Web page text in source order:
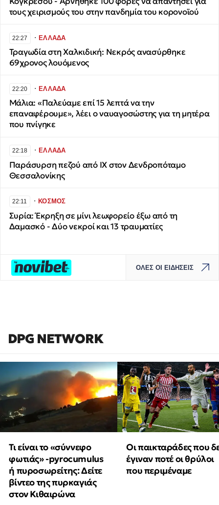
τους χειρισμούς του στην πανδημία του κορονοϊού
22:27 ∙ΕΛΛΑΔΑ
Τραγωδία στη Χαλκιδική: Νεκρός ανασύρθηκε
69χρονος λουόμενος
22:20 ∙ΕΛΛΑΔΑ
Μάλια: «Παλεύαμε επί 15 λεπτά να την
επαναφέρουμε», λέει ο ναυαγοσώστης για τη μητέρα
που πνίγηκε
22:18 ∙ΕΛΛΑΔΑ
Παράσυρση πεζού από ΙΧ στον Δενδροπόταμο
Θεσσαλονίκης
22:11 ∙ΚΟΣΜΟΣ
Συρία: Έκρηξη σε μίνι λεωφορείο έξω από τη
Δαμασκό - Δύο νεκροί και 13 τραυματίες
ΟΛΕΣ ΟΙ ΕΙΔΗΣΕΙΣ
DPG NETWORK
Τι είναι το «σύννεφο
φωτιάς» -pyrocumulus
ή πυροσωρείτης: Δείτε
βίντεο της πυρκαγιάς
στον Κιθαιρώνα
Οι παικταράδες που
έγιναν ποτέ οι θρύλοι
που περιμέναμε